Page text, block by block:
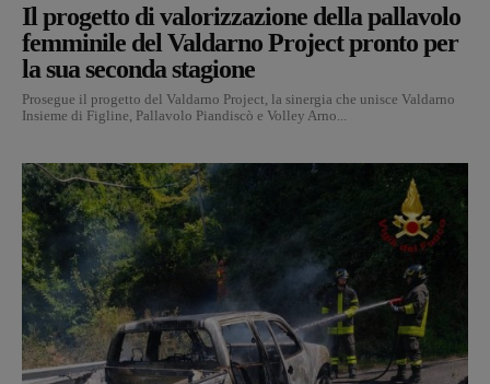
Il progetto di valorizzazione della pallavolo
femminile del Valdarno Project pronto per
la sua seconda stagione
Prosegue il progetto del Valdarno Project, la sinergia che unisce Valdarno
Insieme di Figline, Pallavolo Piandiscò e Volley Arno...